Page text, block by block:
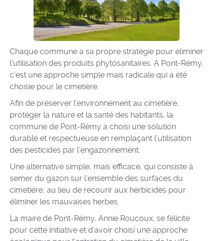
Chaque commune a sa propre stratégie pour éliminer
l’utilisation des produits phytosanitaires. A Pont-Rémy,
c’est une approche simple mais radicale qui a été
choisie pour le cimetière.
Afin de préserver l’environnement au cimetière,
protéger la nature et la santé des habitants, la
commune de Pont-Rémy a choisi une solution
durable et respectueuse en remplaçant l’utilisation
des pesticides par l’engazonnement.
Une alternative simple, mais efficace, qui consiste à
semer du gazon sur l’ensemble des surfaces du
cimetière, au lieu de recourir aux herbicides pour
éliminer les mauvaises herbes.
La maire de Pont-Rémy, Annie Roucoux, se félicite
pour cette initiative et d’avoir choisi une approche